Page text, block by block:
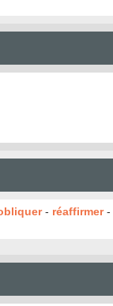
- réaffirmer-